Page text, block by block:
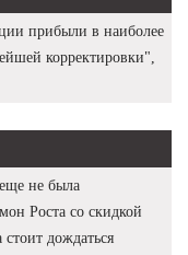
прибыли в наиболее
корректировки",
не была
Роста со скидкой
дождаться